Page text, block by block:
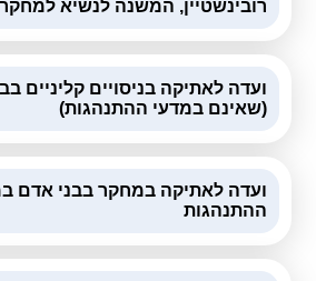
המחלקה המשפטית
מחלקת תפעול
אודות ושירותים
רובינשטיין, המשנה לנשיא למחקר
ועדה לאתיקה בניסויים קליניים
(שאינם במדעי ההתנהגות)
ועדה לאתיקה במחקר בבני אדם
ההתנהגות